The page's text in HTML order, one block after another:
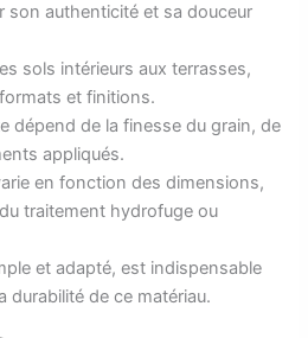
son authenticité et sa douceur
sols intérieurs aux terrasses,
et finitions.
dépend de la finesse du grain, de
appliqués.
en fonction des dimensions,
traitement hydrofuge ou
et adapté, est indispensable
durabilité de ce matériau.